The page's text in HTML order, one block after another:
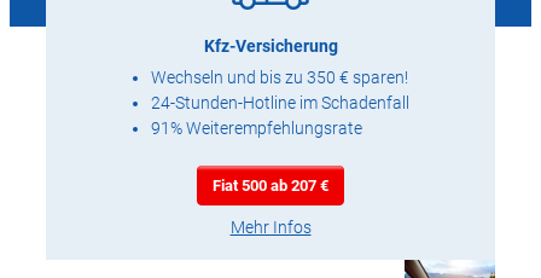
Kfz-Versicherung
Wechseln und bis zu 350 € sparen!
24-Stunden-Hotline im Schadenfall
91% Weiterempfehlungsrate
Fiat 500 ab 207 €
Mehr Infos